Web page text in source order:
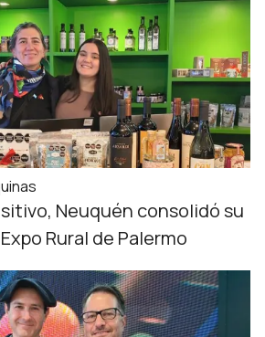
Neuquén consolidó su
Rural de Palermo